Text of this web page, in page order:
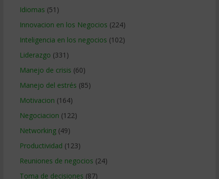
Idiomas (51)
Innovacion en los Negocios (224)
Inteligencia en los negocios (102)
Liderazgo (331)
Manejo de crisis (60)
Manejo del estrés (85)
Motivacion (164)
Negociacion (122)
Networking(49)
Productividad (123)
Reuniones de negocios (24)
Toma de decisiones (87)